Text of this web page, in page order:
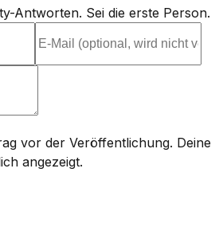
Antworten. Sei die erste Person.
vor der Veröffentlichung. Deine
angezeigt.